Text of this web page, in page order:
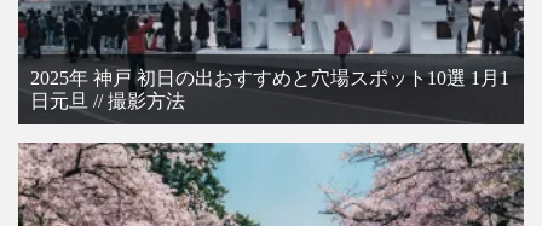
2025年 神戸 初日の出おすすめと穴場スポット10選 1月1
日元旦 // 撮影方法